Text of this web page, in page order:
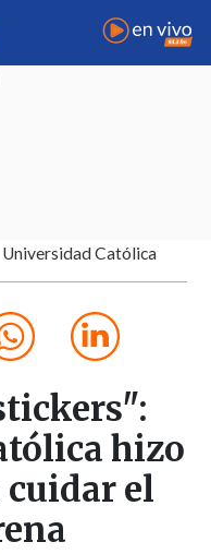
Universidad Católica
hizo
el